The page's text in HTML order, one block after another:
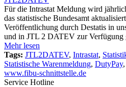
Für die Intrastat Meldung wird
das statistische Bundesamt
Veröffentlichung durch Destatis in
und in JTL 2 DATEV zur Verfügung
Mehr lesen
Tags: JTL2DATEV, Intrastat,
Statistische Warenmeldung, DutyPay,
www.fibu-schnittstelle.de
Service Hotline